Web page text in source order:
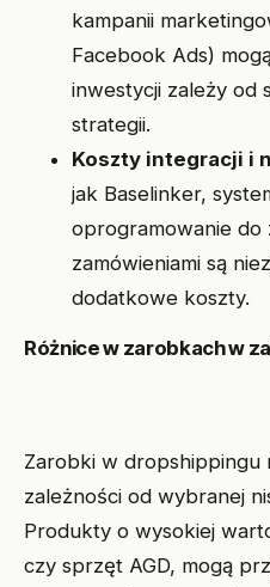
kampanii
Facebook Ads)
inwestycji zależy od
strategii.
Koszty integracji i
jak Baselinker,
oprogramowanie do
zamówieniami są
dodatkowe koszty.
Różnice w zarobkach w
Zarobki w dropshippingu
zależności od wybranej
Produkty o wysokiej
czy sprzęt AGD, mogą